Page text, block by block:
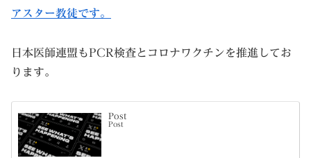
アスター教徒です。
日本医師連盟もPCR検査とコロナワクチンを推進してお
ります。
Post
Post